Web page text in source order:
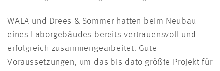
WALA und Drees & Sommer hatten beim Neubau
eines Laborgebäudes bereits vertrauensvoll und
erfolgreich zusammengearbeitet. Gute
Voraussetzungen, um das bis dato größte Projekt für